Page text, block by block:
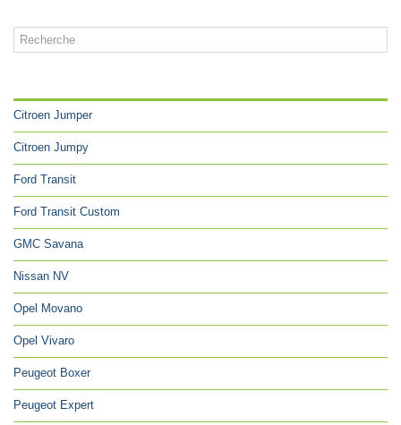
Citroen Jumper
Citroen Jumpy
Ford Transit
Ford Transit Custom
GMC Savana
Nissan NV
Opel Movano
Opel Vivaro
Peugeot Boxer
Peugeot Expert